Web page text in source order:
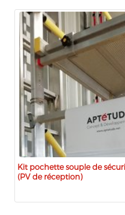
Kit pochette souple de
(PV de réception)